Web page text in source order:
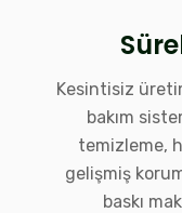
Kesintisiz
bakım
temizleme,
gelişmiş
baskı